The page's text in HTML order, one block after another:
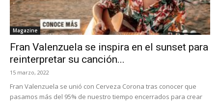
Magazine
Fran Valenzuela se inspira en el sunset para
reinterpretar su canción...
15 marzo, 2022
Fran Valenzuela se unió con Cerveza Corona tras conocer que
pasamos más del 95% de nuestro tiempo encerrados para crear